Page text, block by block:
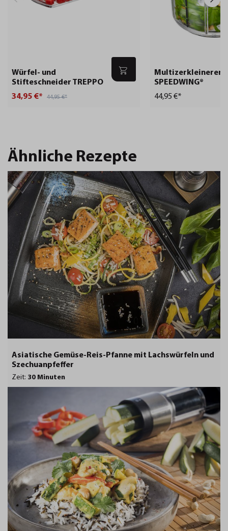
Würfel- und
Stifteschneider TREPPO
34,95 €*
44,95 €*
Multizerkleinerer
SPEEDWING®
44,95 €*
Ähnliche Rezepte
Asiatische Gemüse-Reis-Pfanne mit Lachswürfeln und
Szechuanpfeffer
Zeit: 30 Minuten